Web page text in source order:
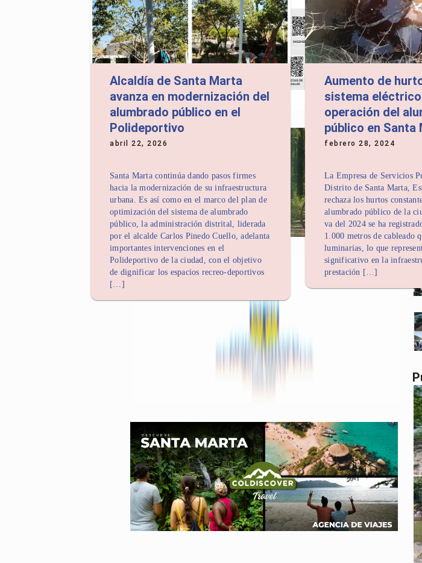
Alcaldía de Santa Marta
avanza en modernización del
alumbrado público en el
Polideportivo
abril 22, 2026
Santa Marta continúa dando pasos firmes
hacia la modernización de su infraestructura
urbana. Es así como en el marco del plan de
optimización del sistema de alumbrado
público, la administración distrital, liderada
por el alcalde Carlos Pinedo Cuello, adelanta
importantes intervenciones en el
Polideportivo de la ciudad, con el objetivo
de dignificar los espacios recreo-deportivos
[…]
Aumento de
sistema
operación del
público en Santa
febrero 28, 2024
La Empresa de Servicios
Distrito de Santa Marta,
rechaza los hurtos
alumbrado público de la
va del 2024 se ha
1.000 metros de cableado
luminarias, lo que
significativo en la
prestación […]